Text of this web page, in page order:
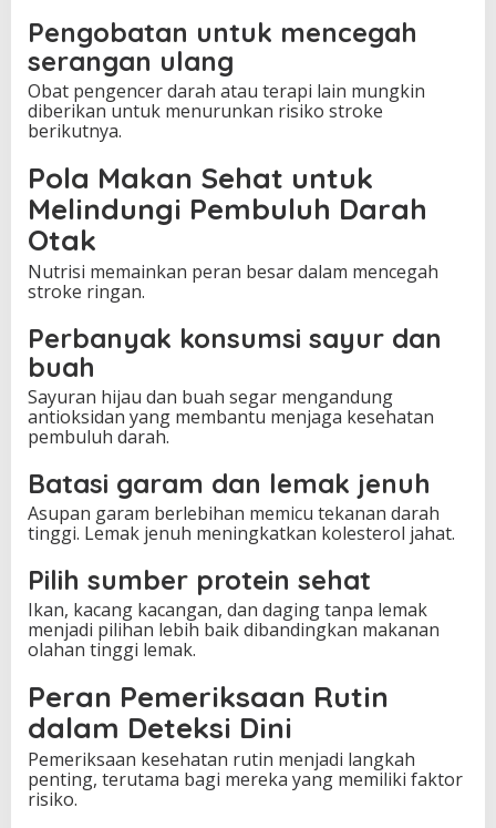
Pengobatan untuk mencegah
serangan ulang
Obat pengencer darah atau terapi lain mungkin
diberikan untuk menurunkan risiko stroke
berikutnya.
Pola Makan Sehat untuk
Melindungi Pembuluh Darah
Otak
Nutrisi memainkan peran besar dalam mencegah
stroke ringan.
Perbanyak konsumsi sayur dan
buah
Sayuran hijau dan buah segar mengandung
antioksidan yang membantu menjaga kesehatan
pembuluh darah.
Batasi garam dan lemak jenuh
Asupan garam berlebihan memicu tekanan darah
tinggi. Lemak jenuh meningkatkan kolesterol jahat.
Pilih sumber protein sehat
Ikan, kacang kacangan, dan daging tanpa lemak
menjadi pilihan lebih baik dibandingkan makanan
olahan tinggi lemak.
Peran Pemeriksaan Rutin
dalam Deteksi Dini
Pemeriksaan kesehatan rutin menjadi langkah
penting, terutama bagi mereka yang memiliki faktor
risiko.